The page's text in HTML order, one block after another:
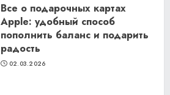
Все о подарочных картах
Apple: удобный способ
пополнить баланс и подарить
радость
02.03.2026